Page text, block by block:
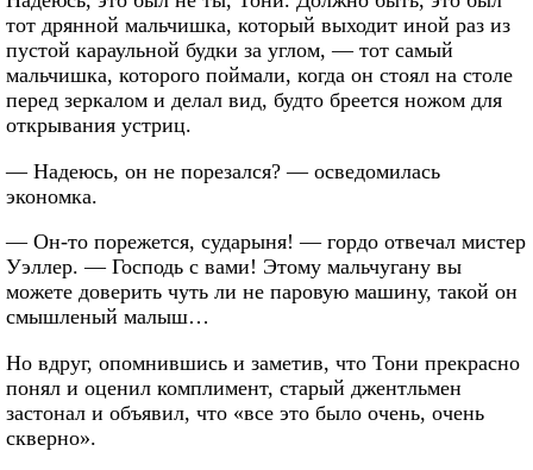
тот дрянной мальчишка, который выходит иной раз из
пустой караульной будки за углом, — тот самый
мальчишка, которого поймали, когда он стоял на столе
перед зеркалом и делал вид, будто бреется ножом для
открывания устриц.
— Надеюсь, он не порезался? — осведомилась
экономка.
— Он-то порежется, сударыня! — гордо отвечал мистер
Уэллер. — Господь с вами! Этому мальчугану вы
можете доверить чуть ли не паровую машину, такой он
смышленый малыш…
Но вдруг, опомнившись и заметив, что Тони прекрасно
понял и оценил комплимент, старый джентльмен
застонал и объявил, что «все это было очень, очень
скверно».